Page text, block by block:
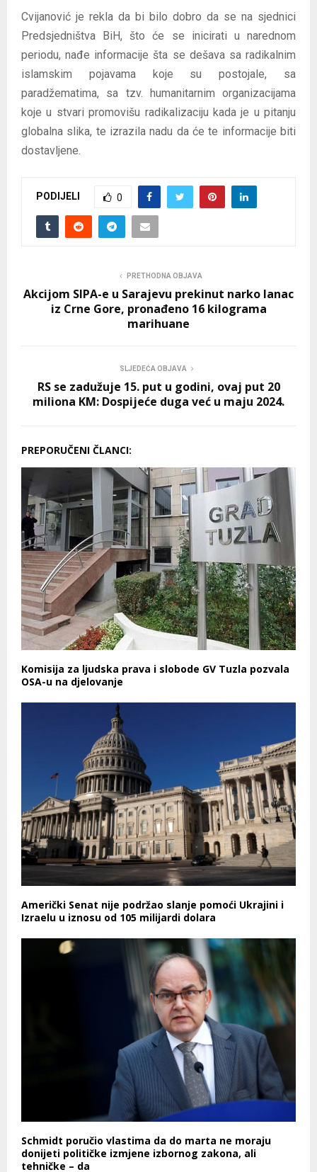
Cvijanović je rekla da bi bilo dobro da se na sjednici
Predsjedništva BiH, što će se inicirati u narednom
periodu, nađe informacije šta se dešava sa radikalnim
islamskim pojavama koje su postojale, sa
paradžematima, sa tzv. humanitarnim organizacijama
koje u stvari promovišu radikalizaciju kada je u pitanju
globalna slika, te izrazila nadu da će te informacije biti
dostavljene.
PODIJELI 0
PRETHODNA OBJAVA
Akcijom SIPA-e u Sarajevu prekinut narko lanac
iz Crne Gore, pronađeno 16 kilograma
marihuane
SLJEDEĆA OBJAVA
RS se zadužuje 15. put u godini, ovaj put 20
miliona KM: Dospijeće duga već u maju 2024.
PREPORUČENI ČLANCI:
Komisija za ljudska prava i slobode GV Tuzla pozvala
OSA-u na djelovanje
Američki Senat nije podržao slanje pomoći Ukrajini i
Izraelu u iznosu od 105 milijardi dolara
Schmidt poručio vlastima da do marta ne moraju
donijeti političke izmjene izbornog zakona, ali
tehničke – da